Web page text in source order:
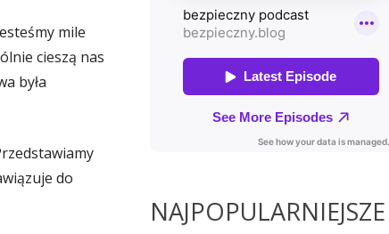
mile
cieszą nas
była
do
NAJPOPULARNIEJSZE